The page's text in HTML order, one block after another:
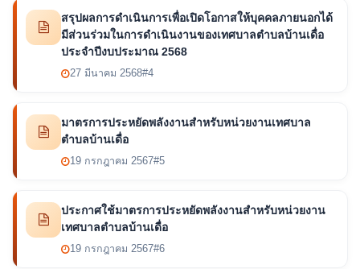
สรุปผลการดำเนินการเพื่อเปิดโอกาสให้บุคคลภายนอกได้
มีส่วนร่วมในการดำเนินงานของเทศบาลตำบลบ้านเดื่อ
ประจำปีงบประมาณ 2568
27 มีนาคม 2568#4
มาตรการประหยัดพลังงานสำหรับหน่วยงานเทศบาล
ตำบลบ้านเดื่อ
19 กรกฎาคม 2567#5
ประกาศใช้มาตรการประหยัดพลังงานสำหรับหน่วยงาน
เทศบาลตำบลบ้านเดื่อ
19 กรกฎาคม 2567#6